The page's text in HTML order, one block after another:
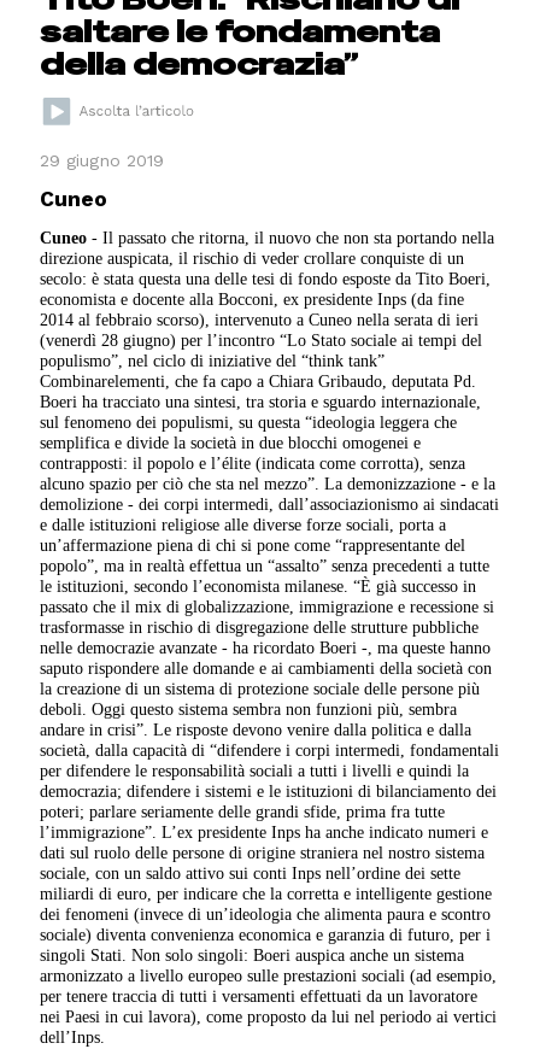
saltare le fondamenta
della democrazia”
29 giugno 2019
Cuneo
Cuneo - Il passato che ritorna, il nuovo che non sta portando nella
direzione auspicata, il rischio di veder crollare conquiste di un
secolo: è stata questa una delle tesi di fondo esposte da Tito Boeri,
economista e docente alla Bocconi, ex presidente Inps (da fine
2014 al febbraio scorso), intervenuto a Cuneo nella serata di ieri
(venerdì 28 giugno) per l’incontro “Lo Stato sociale ai tempi del
populismo”, nel ciclo di iniziative del “think tank”
Combinarelementi, che fa capo a Chiara Gribaudo, deputata Pd.
Boeri ha tracciato una sintesi, tra storia e sguardo internazionale,
sul fenomeno dei populismi, su questa “ideologia leggera che
semplifica e divide la società in due blocchi omogenei e
contrapposti: il popolo e l’élite (indicata come corrotta), senza
alcuno spazio per ciò che sta nel mezzo”. La demonizzazione - e la
demolizione - dei corpi intermedi, dall’associazionismo ai sindacati
e dalle istituzioni religiose alle diverse forze sociali, porta a
un’affermazione piena di chi si pone come “rappresentante del
popolo”, ma in realtà effettua un “assalto” senza precedenti a tutte
le istituzioni, secondo l’economista milanese. “È già successo in
passato che il mix di globalizzazione, immigrazione e recessione si
trasformasse in rischio di disgregazione delle strutture pubbliche
nelle democrazie avanzate - ha ricordato Boeri -, ma queste hanno
saputo rispondere alle domande e ai cambiamenti della società con
la creazione di un sistema di protezione sociale delle persone più
deboli. Oggi questo sistema sembra non funzioni più, sembra
andare in crisi”. Le risposte devono venire dalla politica e dalla
società, dalla capacità di “difendere i corpi intermedi, fondamentali
per difendere le responsabilità sociali a tutti i livelli e quindi la
democrazia; difendere i sistemi e le istituzioni di bilanciamento dei
poteri; parlare seriamente delle grandi sfide, prima fra tutte
l’immigrazione”. L’ex presidente Inps ha anche indicato numeri e
dati sul ruolo delle persone di origine straniera nel nostro sistema
sociale, con un saldo attivo sui conti Inps nell’ordine dei sette
miliardi di euro, per indicare che la corretta e intelligente gestione
dei fenomeni (invece di un’ideologia che alimenta paura e scontro
sociale) diventa convenienza economica e garanzia di futuro, per i
singoli Stati. Non solo singoli: Boeri auspica anche un sistema
armonizzato a livello europeo sulle prestazioni sociali (ad esempio,
per tenere traccia di tutti i versamenti effettuati da un lavoratore
nei Paesi in cui lavora), come proposto da lui nel periodo ai vertici
dell’Inps.